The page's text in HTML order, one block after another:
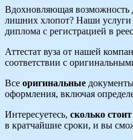
Вдохновляющая возможность
лишних хлопот? Наши услуги
диплома с регистрацией в
Аттестат вуза от нашей
соответствии с
Все оригинальные
оформления, включая
Интересуетесь, сколько стоит
в кратчайшие сроки, и вы